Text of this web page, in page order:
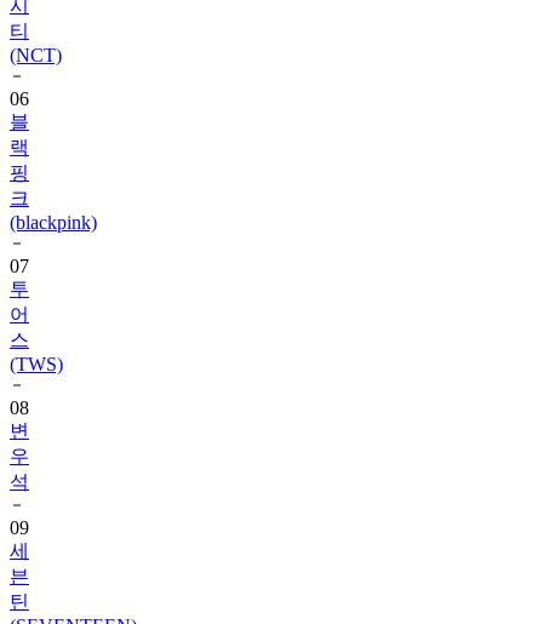
(NCT)
06
블
랙
핑
크
(blackpink)
07
투
어
스
(TWS)
08
변
우
석
09
세
븐
틴
(SEVENTEEN)